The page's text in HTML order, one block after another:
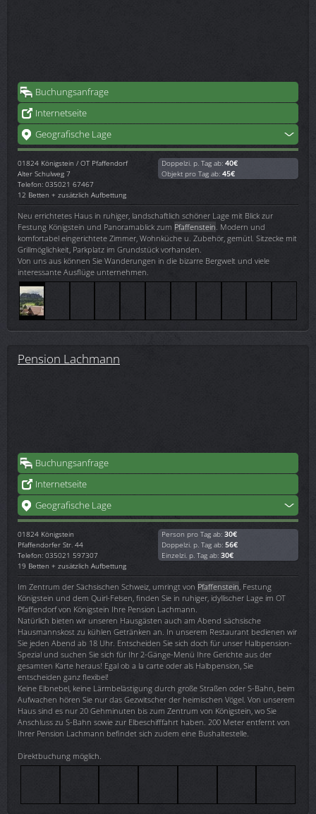
Buchungsanfrage
Internetseite
Geografische Lage
01824 Königstein / OT Pfaffendorf
Alter Schulweg 7
Telefon: 035021 67467
12 Betten + zusätzlich Aufbettung
Doppelzi. p. Tag ab: 40€
Objekt pro Tag ab: 45€
Neu errichtetes Haus in ruhiger, landschaftlich schöner Lage mit Blick zur
Festung Königstein und Panoramablick zum Pfaffenstein . Modern und
komfortabel eingerichtete Zimmer, Wohnküche u. Zubehör, gemütl. Sitzecke mit
Grillmöglichkeit, Parkplatz im Grundstück vorhanden.
Von uns aus können Sie Wanderungen in die bizarre Bergwelt und viele
interessante Ausflüge unternehmen.
Pension Lachmann
Buchungsanfrage
Internetseite
Geografische Lage
01824 Königstein
Pfaffendorfer Str. 44
Telefon: 035021 597307
19 Betten + zusätzlich Aufbettung
Person pro Tag ab: 30€
Doppelzi. p. Tag ab: 56€
Einzelzi. p. Tag ab: 30€
Im Zentrum der Sächsischen Schweiz, umringt von Pfaffenstein , Festung
Königstein und dem Quirl-Felsen, finden Sie in ruhiger, idyllischer Lage im OT
Pfaffendorf von Königstein Ihre Pension Lachmann.
Natürlich bieten wir unseren Hausgästen auch am Abend sächsische
Hausmannskost zu kühlen Getränken an. In unserem Restaurant bedienen wir
Sie jeden Abend ab 18 Uhr. Entscheiden Sie sich doch für unser Halbpension-
Spezial und suchen Sie sich für Ihr 2-Gänge-Menü Ihre Gerichte aus der
gesamten Karte heraus! Egal ob a la carte oder als Halbpension, Sie
entscheiden ganz flexibel!
Keine Elbnebel, keine Lärmbelästigung durch große Straßen oder S-Bahn, beim
Aufwachen hören Sie nur das Gezwitscher der heimischen Vögel. Von unserem
Haus sind es nur 20 Gehminuten bis zum Zentrum von Königstein, wo Sie
Anschluss zu S-Bahn sowie zur Elbeschifffahrt haben. 200 Meter entfernt von
Ihrer Pension Lachmann befindet sich zudem eine Bushaltestelle.
Direktbuchung möglich.